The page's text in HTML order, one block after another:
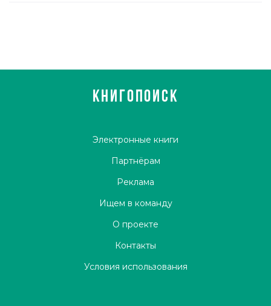
КНИГОПОИСК
Электронные книги
Партнёрам
Реклама
Ищем в команду
О проекте
Контакты
Условия использования